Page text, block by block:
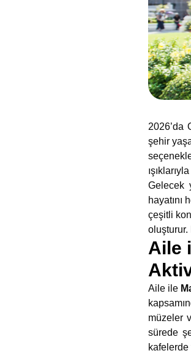
2026’da
şehir
Gelecek
hayatını
çeşitli
oluşturur.
Aile
Aile ile
müzeler
sürede
kafelerde